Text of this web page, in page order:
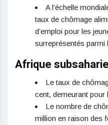
A l’échelle
taux de chômage
d’emploi pour les
surreprésentés parmi
Afrique
Le taux de
cent, demeurant pour
Le nombre de
million en raison des